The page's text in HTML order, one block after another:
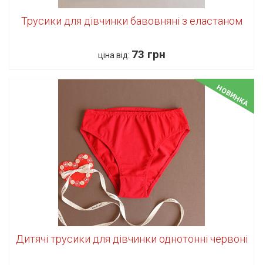
Трусики для дівчинки бавовняні з еластаном
ціна від: 73 грн
НОВИНКА
Дитячі трусики для дівчинки однотонні червоні